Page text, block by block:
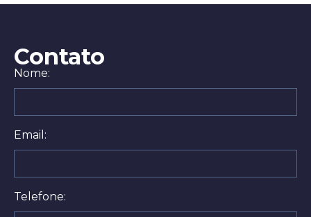
Contato
Nome:
Email:
Telefone: